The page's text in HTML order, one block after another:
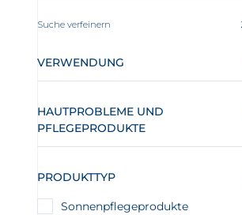
Suche verfeinern
VERWENDUNG
HAUTPROBLEME UND
PFLEGEPRODUKTE
PRODUKTTYP
Sonnenpflegeprodukte